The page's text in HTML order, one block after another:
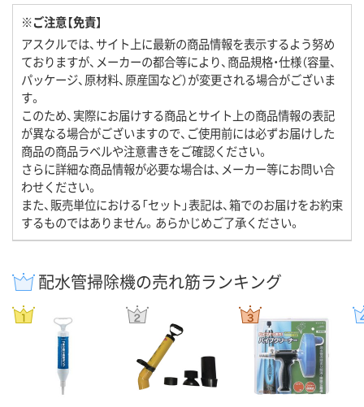
※ご注意【免責】
アスクルでは、サイト上に最新の商品情報を表示するよう努め
ておりますが、メーカーの都合等により、商品規格・仕様（容量、
パッケージ、原材料、原産国など）が変更される場合がございま
す。
このため、実際にお届けする商品とサイト上の商品情報の表記
が異なる場合がございますので、ご使用前には必ずお届けした
商品の商品ラベルや注意書きをご確認ください。
さらに詳細な商品情報が必要な場合は、メーカー等にお問い合
わせください。
また、販売単位における「セット」表記は、箱でのお届けをお約束
するものではありません。あらかじめご了承ください。
配水管掃除機の売れ筋ランキング